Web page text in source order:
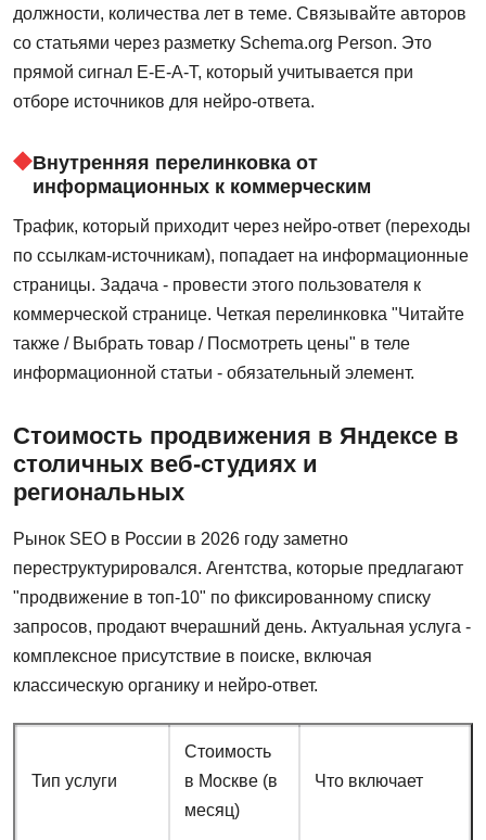
должности, количества лет в теме. Связывайте авторов
со статьями через разметку Schema.org Person. Это
прямой сигнал E-E-A-T, который учитывается при
отборе источников для нейро-ответа.
Внутренняя перелинковка от
информационных к коммерческим
Трафик, который приходит через нейро-ответ (переходы
по ссылкам-источникам), попадает на информационные
страницы. Задача - провести этого пользователя к
коммерческой странице. Четкая перелинковка "Читайте
также / Выбрать товар / Посмотреть цены" в теле
информационной статьи - обязательный элемент.
Стоимость продвижения в Яндексе в
столичных веб-студиях и
региональных
Рынок SEO в России в 2026 году заметно
переструктурировался. Агентства, которые предлагают
"продвижение в топ-10" по фиксированному списку
запросов, продают вчерашний день. Актуальная услуга -
комплексное присутствие в поиске, включая
классическую органику и нейро-ответ.
Тип услуги
Стоимость
в Москве (в
месяц)
Что включает